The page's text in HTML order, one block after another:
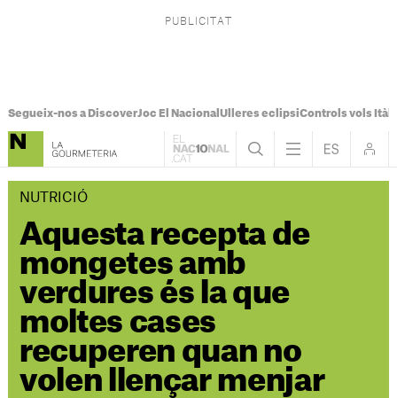
Segueix-nos a DiscoverJoc El Nacional Ulleres eclipsiControls vols
NUTRICIÓ
Aquesta recepta de
mongetes amb
verdures és la que
moltes cases
recuperen quan no
volen llençar menjar